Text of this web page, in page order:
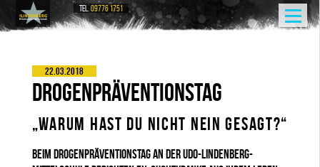
TEL.09776 1751
22.03.2018
DROGENPRÄVENTIONSTAG
„WARUM HAST DU NICHT NEIN GESAGT?“
BEIM DROGENPRÄVENTIONSTAG AN DER UDO-LINDENBERG-